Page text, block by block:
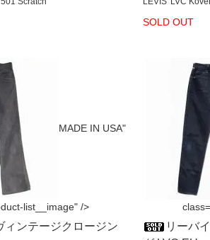
SOLD OUT
MADE IN USA"
list__image" />
ィンテージクロージン
リーバ